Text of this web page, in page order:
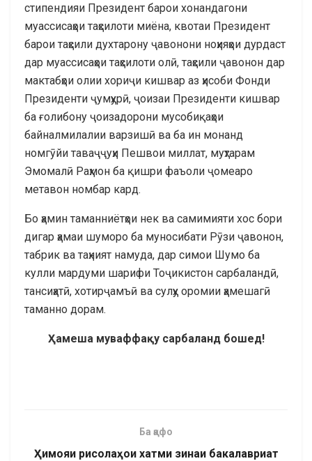
стипендияи Президент барои хонандагони
муассисаҳои таҳсилоти миёна, квотаи Президент
барои таҳсили духтарону ҷавонони ноҳияҳои дурдаст
дар муассисаҳои таҳсилоти олӣ, таҳсили ҷавонон дар
мактабҳои олии хориҷи кишвар аз ҳисоби Фонди
Президенти ҷумҳурӣ, ҷоизаи Президенти кишвар
ба ғолибону ҷоизадорони мусобиқаҳои
байналмилалии варзишӣ ва ба ин монанд
номгӯйи таваҷҷуҳи Пешвои миллат, муҳтарам
Эмомалӣ Раҳмон ба қишри фаъоли ҷомеаро
метавон номбар кард.
Бо ҳамин таманниётҳои нек ва самимияти хос бори
дигар ҳамаи шуморо ба муносибати Рӯзи ҷавонон,
табрик ва таҳният намуда, дар симои Шумо ба
кулли мардуми шарифи Тоҷикистон сарбаландӣ,
тансиҳатӣ, хотирҷамъӣ ва сулҳу оромии ҳамешагӣ
таманно дорам.
Ҳамеша муваффақу сарбаланд бошед!
Ба қафо
Ҳимояи рисолаҳои хатми зинаи бакалавриат